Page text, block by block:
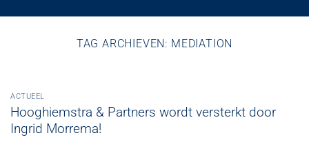
TAG ARCHIEVEN: MEDIATION
ACTUEEL
Hooghiemstra & Partners wordt versterkt door
Ingrid Morrema!